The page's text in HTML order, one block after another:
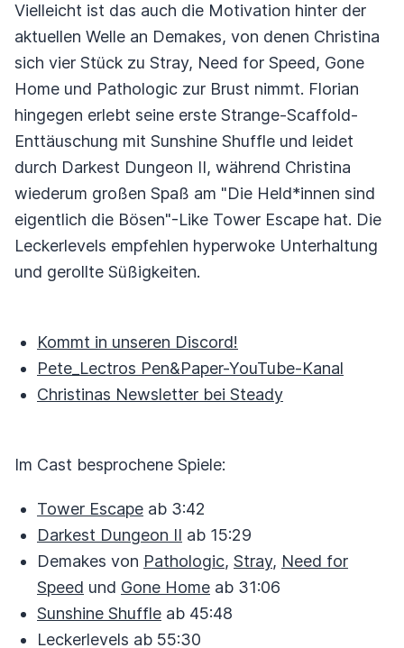
Vielleicht ist das auch die Motivation hinter der
aktuellen Welle an Demakes, von denen Christina
sich vier Stück zu Stray, Need for Speed, Gone
Home und Pathologic zur Brust nimmt. Florian
hingegen erlebt seine erste Strange-Scaffold-
Enttäuschung mit Sunshine Shuffle und leidet
durch Darkest Dungeon II, während Christina
wiederum großen Spaß am "Die Held*innen sind
eigentlich die Bösen"-Like Tower Escape hat. Die
Leckerlevels empfehlen hyperwoke Unterhaltung
und gerollte Süßigkeiten.
Kommt in unseren Discord!
Pete_Lectros Pen&Paper-YouTube-Kanal
Christinas Newsletter bei Steady
Im Cast besprochene Spiele:
Tower Escape ab 3:42
Darkest Dungeon II ab 15:29
Demakes von Pathologic, Stray, Need for
Speed und Gone Home ab 31:06
Sunshine Shuffle ab 45:48
Leckerlevels ab 55:30